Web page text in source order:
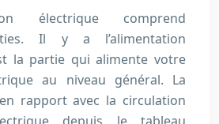
électrique comprend
Il y a l’alimentation
la partie qui alimente votre
au niveau général. La
rapport avec la circulation